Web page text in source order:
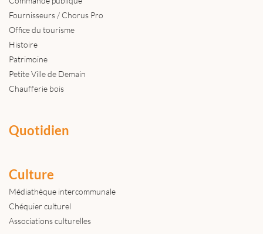
Fournisseurs / Chorus Pro
Office du tourisme
Histoire
Patrimoine
Petite Ville de Demain
Chaufferie bois
Quotidien
Culture
Médiathèque intercommunale
Chéquier culturel
Associations culturelles